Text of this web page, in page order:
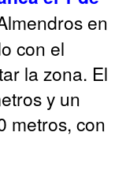
en
con el
la zona. El
y un
metros, con